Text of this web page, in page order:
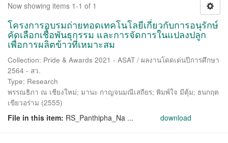
Now showing items 1-1 of 1
โครงการอบรมถ่ายทอดเทคโนโลยีเกี่ยวกับการอนุรักษ์
คัดเลือกเชื้อพันธุกรรม และการจัดการในแปลงปลูก
เพื่อการผลิตข้าวที่เหมาะสม
Collection: Pride & Awards 2021 - ASAT / ผลงานโดดเด่นปีการศึกษา
2564 - สว.
Type: Research
พรรณธิภา ณ เชียงใหม่; มานะ กาญจนมณีเสถียร; พิมพ์ใจ มีตุ้ม; ธนกฤต
เขียวอร่าม (2555)
File in this item: RS_Panthipha_Na ... download